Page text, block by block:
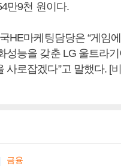
만9천 원이다.
HE마케팅담당은 “게임
성능을 갖춘 LG 울트라
사로잡겠다”고 말했다. [
금융